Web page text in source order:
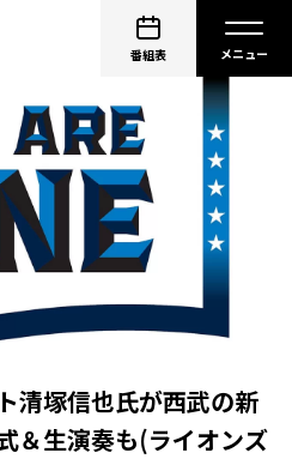
番組表
清塚信也氏が西武の新
＆生演奏も(ライオンズ